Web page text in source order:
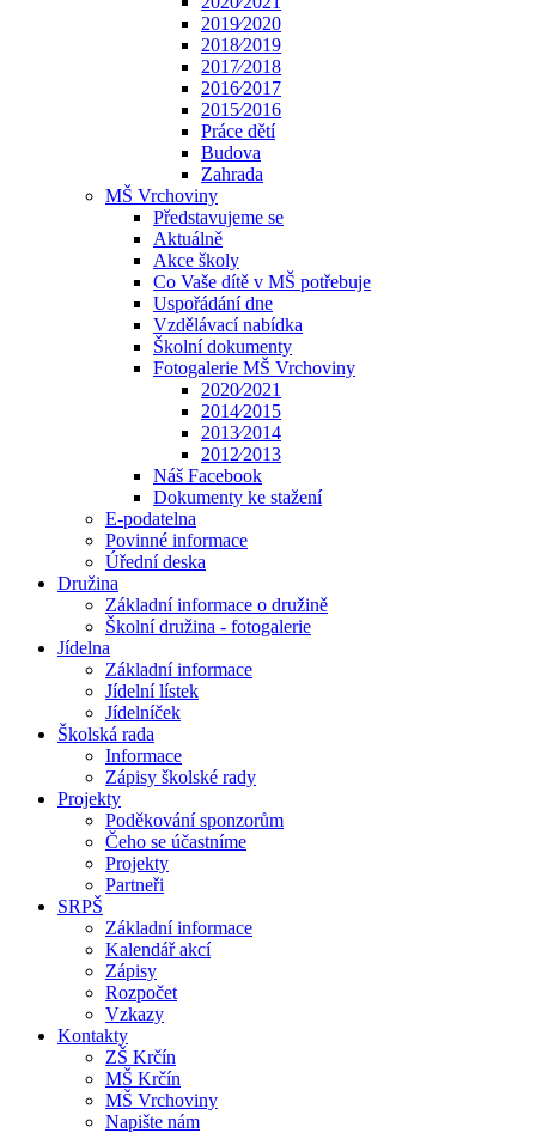
2019⁄2020
2018⁄2019
2017⁄2018
2016⁄2017
2015⁄2016
Práce dětí
Budova
Zahrada
MŠ Vrchoviny
Představujeme se
Aktuálně
Akce školy
Co Vaše dítě v MŠ potřebuje
Uspořádání dne
Vzdělávací nabídka
Školní dokumenty
Fotogalerie MŠ Vrchoviny
2020⁄2021
2014⁄2015
2013⁄2014
2012⁄2013
Náš Facebook
Dokumenty ke stažení
E-podatelna
Povinné informace
Úřední deska
Družina
Základní informace o družině
Školní družina - fotogalerie
Jídelna
Základní informace
Jídelní lístek
Jídelníček
Školská rada
Informace
Zápisy školské rady
Projekty
Poděkování sponzorům
Čeho se účastníme
Projekty
Partneři
SRPŠ
Základní informace
Kalendář akcí
Zápisy
Rozpočet
Vzkazy
Kontakty
ZŠ Krčín
MŠ Krčín
MŠ Vrchoviny
Napište nám